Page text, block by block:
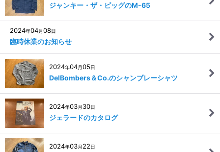
ジャンキー・ザ・ピッグのM-65
2024年04月08日
臨時休業のお知らせ
2024年04月05日
DelBombers＆Co.のシャンブレーシャツ
2024年03月 30日
ジェラードのカタログ
2024年03月 22日